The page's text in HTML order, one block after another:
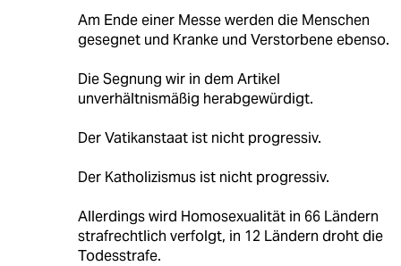
Am Ende einer Messe werden die Menschen
gesegnet und Kranke und Verstorbene ebenso.
Die Segnung wir in dem Artikel
unverhältnismäßig herabgewürdigt.
Der Vatikanstaat ist nicht progressiv.
Der Katholizismus ist nicht progressiv.
Allerdings wird Homosexualität in 66 Ländern
strafrechtlich verfolgt, in 12 Ländern droht die
Todesstrafe.